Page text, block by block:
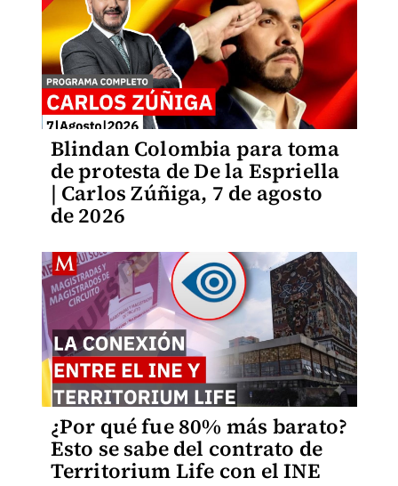
Blindan Colombia para toma
de protesta de De la Espriella
| Carlos Zúñiga, 7 de agosto
de 2026
¿Por qué fue 80% más barato?
Esto se sabe del contrato de
Territorium Life con el INE